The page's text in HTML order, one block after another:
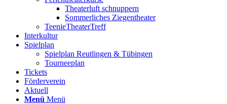
Theaterluft schnuppern
Sommerliches Ziegentheater
TeenieTheaterTreff
Interkultur
Spielplan
Spielplan Reutlingen & Tübingen
Tourneeplan
Tickets
Förderverein
Aktuell
Menü Menü